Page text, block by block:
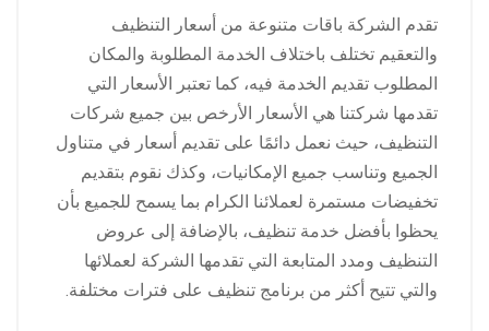
تقدم الشركة باقات متنوعة من أسعار التنظيف
والتعقيم تختلف باختلاف الخدمة المطلوبة والمكان
المطلوب تقديم الخدمة فيه، كما تعتبر الأسعار التي
تقدمها شركتنا هي الأسعار الأرخص بين جميع شركات
التنظيف، حيث نعمل دائمًا على تقديم أسعار في متناول
الجميع وتناسب جميع الإمكانيات، وكذك نقوم بتقديم
تخفيضات مستمرة لعملائنا الكرام بما يسمح للجميع بأن
يحظوا بأفضل خدمة تنظيف، بالإضافة إلى عروض
التنظيف ومدد المتابعة التي تقدمها الشركة لعملائها
والتي تتيح أكثر من برنامج تنظيف على فترات مختلفة.